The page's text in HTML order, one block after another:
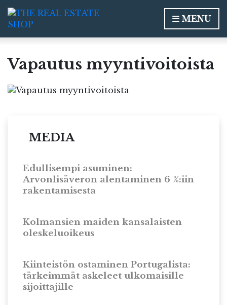
MENU
Vapautus myyntivoitoista
MEDIA
Edullisempi asuminen:
Arvonlisäveron alentaminen 6 %:iin
rakentamisesta
Kolmansien maiden kansalaisten
oleskeluoikeus
Kiinteistön ostaminen Portugalista:
tärkeimmät askeleet ulkomaisille
sijoittajille